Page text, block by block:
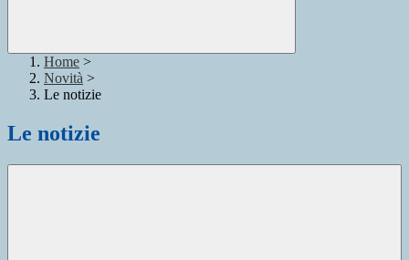
Home >
Novità >
Le notizie
Le notizie